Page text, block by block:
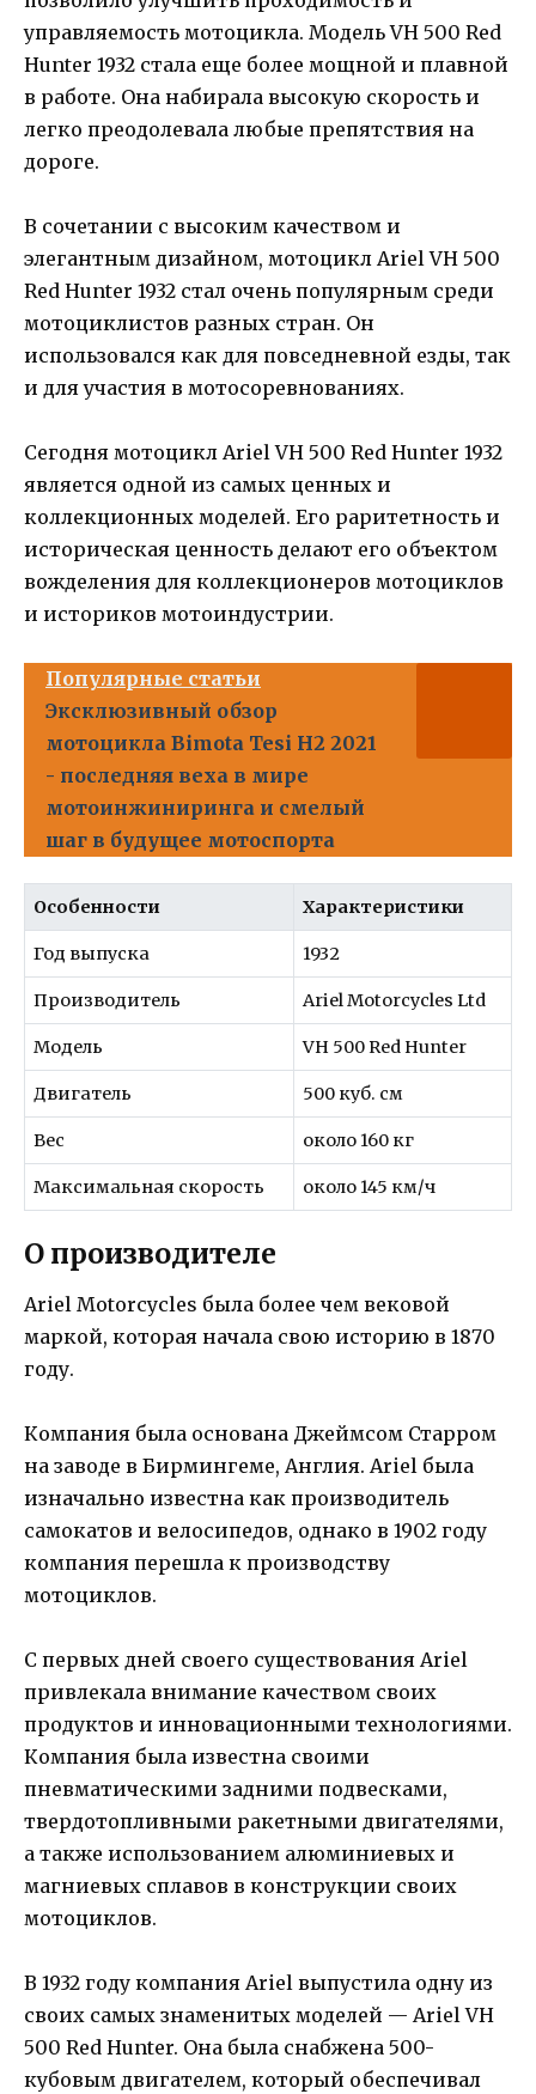
управляемость мотоцикла. Модель VH 500 Red
Hunter 1932 стала еще более мощной и плавной
в работе. Она набирала высокую скорость и
легко преодолевала любые препятствия на
дороге.
В сочетании с высоким качеством и
элегантным дизайном, мотоцикл Ariel VH 500
Red Hunter 1932 стал очень популярным среди
мотоциклистов разных стран. Он
использовался как для повседневной езды, так
и для участия в мотосоревнованиях.
Сегодня мотоцикл Ariel VH 500 Red Hunter 1932
является одной из самых ценных и
коллекционных моделей. Его раритетность и
историческая ценность делают его объектом
вожделения для коллекционеров мотоциклов
и историков мотоиндустрии.
Популярные статьи
Эксклюзивный обзор
мотоцикла Bimota Tesi H2 2021
- последняя веха в мире
мотоинжиниринга и смелый
шаг в будущее мотоспорта
Особенности Характеристики
Год выпуска 1932
Производитель Ariel Motorcycles Ltd
Модель VH 500 Red Hunter
Двигатель 500 куб. см
Вес около 160 кг
Максимальная скорость около 145 км/ч
О производителе
Ariel Motorcycles была более чем вековой
маркой, которая начала свою историю в 1870
году.
Компания была основана Джеймсом Старром
на заводе в Бирмингеме, Англия. Ariel была
изначально известна как производитель
самокатов и велосипедов, однако в 1902 году
компания перешла к производству
мотоциклов.
С первых дней своего существования Ariel
привлекала внимание качеством своих
продуктов и инновационными технологиями.
Компания была известна своими
пневматическими задними подвесками,
твердотопливными ракетными двигателями,
а также использованием алюминиевых и
магниевых сплавов в конструкции своих
мотоциклов.
В 1932 году компания Ariel выпустила одну из
своих самых знаменитых моделей — Ariel VH
500 Red Hunter. Она была снабжена 500-
кубовым двигателем, который обеспечивал